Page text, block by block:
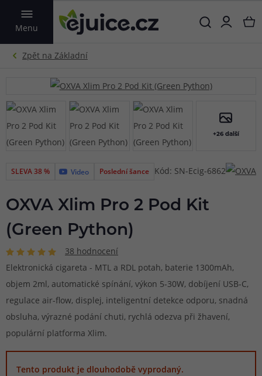
Menu
VYHLEDAT
+26 další
SLEVA 38 % Video Poslední šance Kód: SN-Ecig-6862
OXVA Xlim Pro 2 Pod Kit
(Green Python)
38 hodnocení
Elektronická cigareta - MTL a RDL potah, baterie 1300mAh,
objem 2ml, automatické spínání, výkon 5-30W, dobíjení USB-C,
regulace air-flow, displej, inteligentní detekce odporu, snadná
obsluha, výrazné podání chuti, rychlá odezva při žhavení,
populární platforma Xlim.
Tento produkt je dlouhodobě vyprodaný.